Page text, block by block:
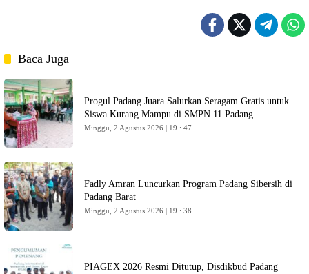
Baca Juga
Progul Padang Juara Salurkan Seragam Gratis untuk
Siswa Kurang Mampu di SMPN 11 Padang
Minggu, 2 Agustus 2026 | 19 : 47
Fadly Amran Luncurkan Program Padang Sibersih di
Padang Barat
Minggu, 2 Agustus 2026 | 19 : 38
PIAGEX 2026 Resmi Ditutup, Disdikbud Padang